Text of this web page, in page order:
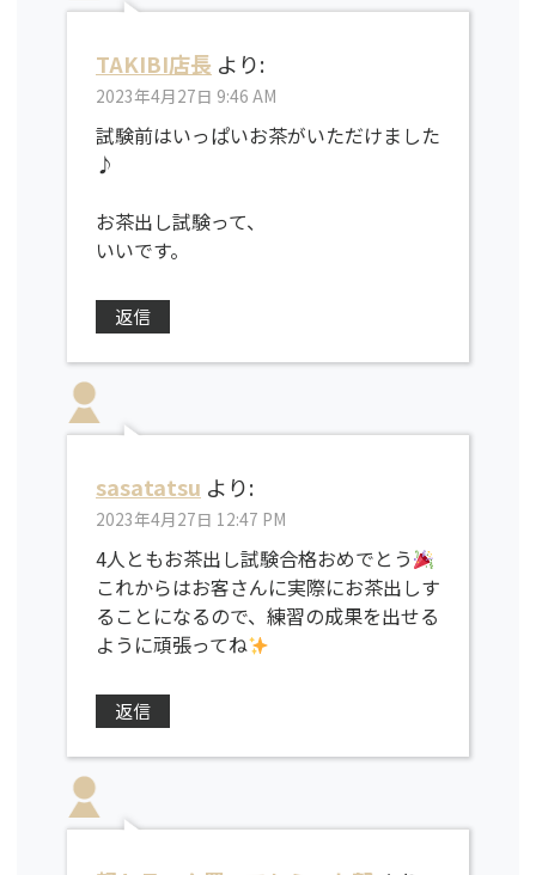
TAKIBI店長 より:
2023年4月27日 9:46 AM
試験前はいっぱいお茶がいただけました
♪
お茶出し試験って、
いいです。
返信
sasatatsu より:
2023年4月27日 12:47 PM
4人ともお茶出し試験合格おめでとう
これからはお客さんに実際にお茶出しす
ることになるので、練習の成果を出せる
ように頑張ってね
返信